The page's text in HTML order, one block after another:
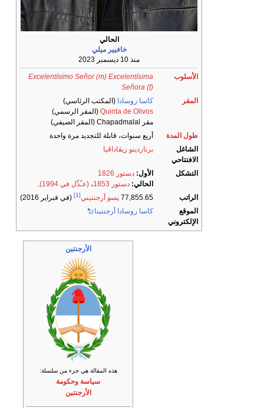
الحالي
خافيير ميلي
منذ 10 ديسمبر 2023
الأسلوب
Excelentísimo Señor (m) Excelentísima
Señora (f)
المقر
كاسا روسادا (المكتب الرئاسي)
Quinta de Olivos (المقر الرسمي)
مقر Chapadmalal (المقر الصيفي)
طول المدة
أربع سنوات، قابلة للتجديد مرة واحدة
الشاغل
الافتتاحي
برناردينو ريڤاداڤيا
التشكل الأول: دستور 1826
الحالي: دستور 1853 ، (عـُدِّل في 1994)
.
الراتب
77,855.65 پسو أرجنتيني[1]
(في فبراير 2016)
الموقع
الإلكتروني
كاسا روسادا أرجنتينا
الأرجنتين
هذه المقالة هي جزء من سلسلة:
سياسة وحكومة
الأرجنتين